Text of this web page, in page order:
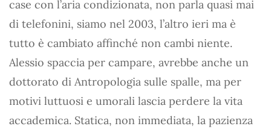
case con l’aria condizionata, non parla quasi mai
di telefonini, siamo nel 2003, l’altro ieri ma è
tutto è cambiato affinché non cambi niente.
Alessio spaccia per campare, avrebbe anche un
dottorato di Antropologia sulle spalle, ma per
motivi luttuosi e umorali lascia perdere la vita
accademica. Statica, non immediata, la pazienza